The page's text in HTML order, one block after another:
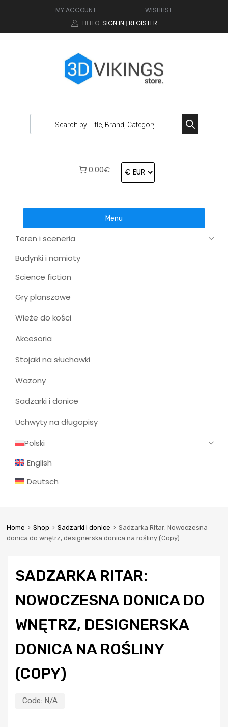
MY ACCOUNT
WISHLIST
HELLO. SIGN IN | REGISTER
0.00€
Menu
Teren i sceneria
Budynki i namioty
Science fiction
Gry planszowe
Wieże do kości
Akcesoria
Stojaki na słuchawki
Wazony
Sadzarki i donice
Uchwyty na długopisy
Polski
English
Deutsch
Home Shop Sadzarki i donice
Sadzarka Ritar: Nowoczesna
donica do wnętrz, designerska donica na rośliny (Copy)
SADZARKA RITAR:
NOWOCZESNA DONICA DO
WNĘTRZ, DESIGNERSKA
DONICA NA ROŚLINY
(COPY)
Code: N/A